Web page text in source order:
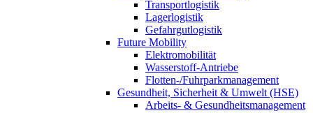
Transportlogistik
Lagerlogistik
Gefahrgutlogistik
Future Mobility
Elektromobilität
Wasserstoff-Antriebe
Flotten-/Fuhrparkmanagement
Gesundheit, Sicherheit & Umwelt (HSE)
Arbeits- & Gesundheitsmanagement